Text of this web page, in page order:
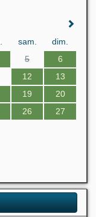
sam.
dim.
5
6
12
13
19
20
26
27